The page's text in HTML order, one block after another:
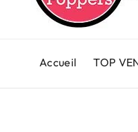
Accueil TOP